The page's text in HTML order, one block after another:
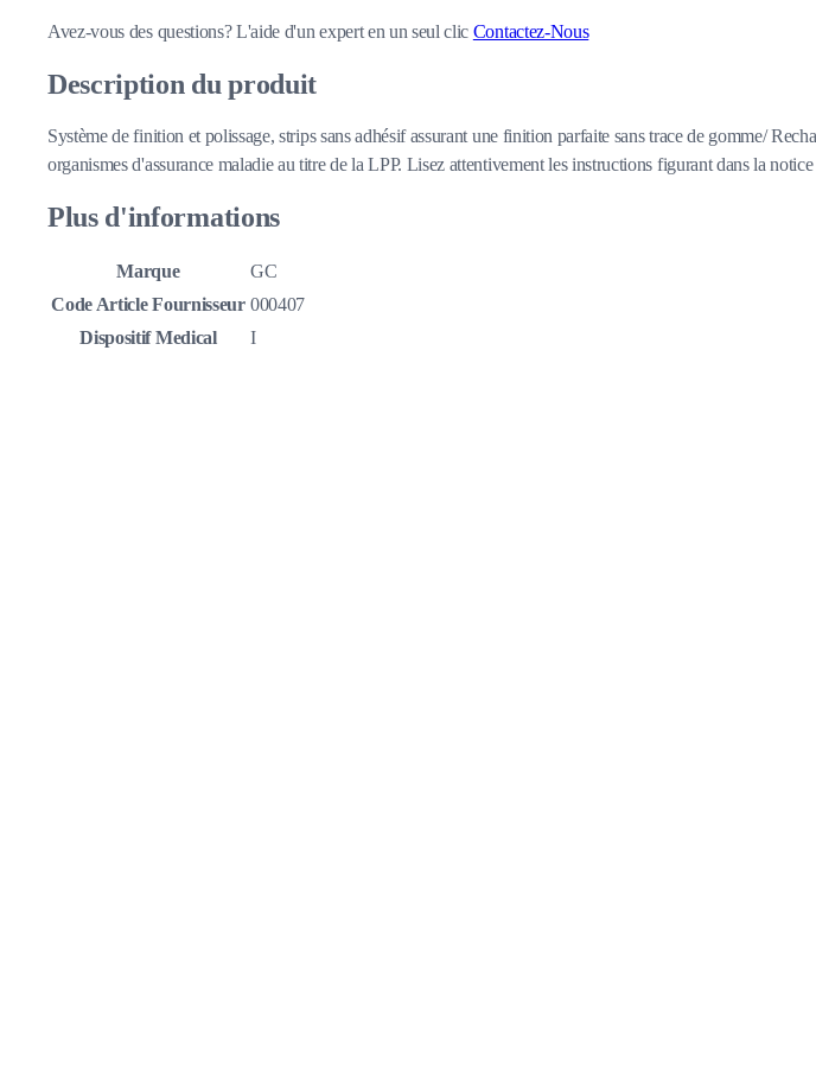
Avez-vous des questions?L'aide d'un expert en un seul clic Contactez-Nous
Description du produit
Système de finition et polissage, strips sans adhésif assurant une finition parfaite sans trace de gomme/
organismes d'assurance maladie au titre de la LPP. Lisez attentivement les instructions figurant dans la
Plus d'informations
Marque
GC
Code Article Fournisseur 000407
Dispositif Medical
I